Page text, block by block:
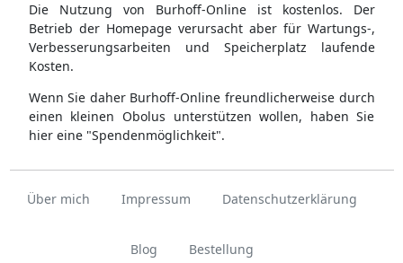
Die Nutzung von Burhoff-Online ist kostenlos. Der
Betrieb der Homepage verursacht aber für Wartungs-,
Verbesserungsarbeiten und Speicherplatz laufende
Kosten.
Wenn Sie daher Burhoff-Online freundlicherweise durch
einen kleinen Obolus unterstützen wollen, haben Sie
hier eine "Spendenmöglichkeit".
Über mich Impressum Datenschutzerklärung
Blog Bestellung